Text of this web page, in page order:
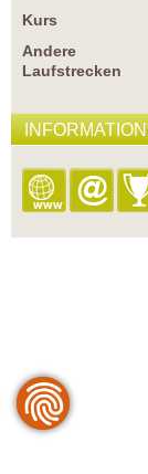
Kurs
Andere
Laufstrecken